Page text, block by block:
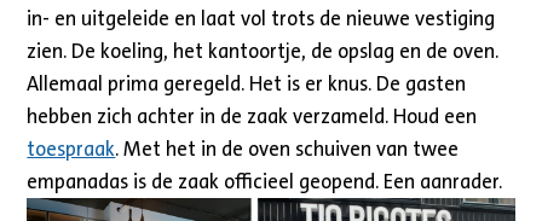
in- en uitgeleide en laat vol trots de nieuwe vestiging
zien. De koeling, het kantoortje, de opslag en de oven.
Allemaal prima geregeld. Het is er knus. De gasten
hebben zich achter in de zaak verzameld. Houd een
toespraak. Met het in de oven schuiven van twee
empanadas is de zaak officieel geopend. Een aanrader.